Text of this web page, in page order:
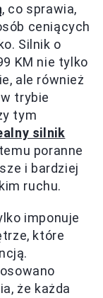
, co sprawia,
ceniących
Silnik o
KM nie tylko
ale również
trybie
tym
silnik
poranne
i bardziej
ruchu.
imponuje
które
że każda